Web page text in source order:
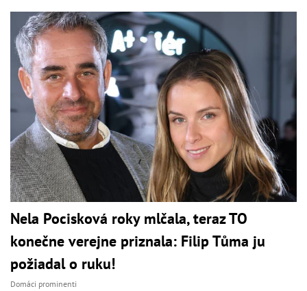
Nela Pocisková roky mlčala, teraz TO
konečne verejne priznala: Filip Tůma ju
požiadal o ruku!
Domáci prominenti